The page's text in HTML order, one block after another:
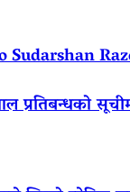
Sudarshan
प्रतिबन्धको